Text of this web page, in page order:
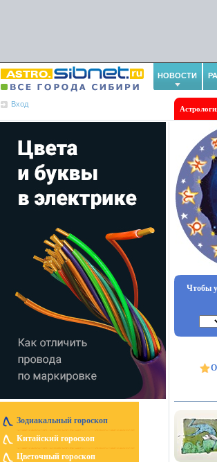
НОВОСТИ
Вход
Зодиакальный гороскоп
Китайский гороскоп
Цветочный гороскоп
Чтобы